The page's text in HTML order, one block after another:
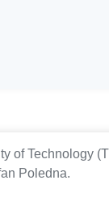
of Technology
Poledna.